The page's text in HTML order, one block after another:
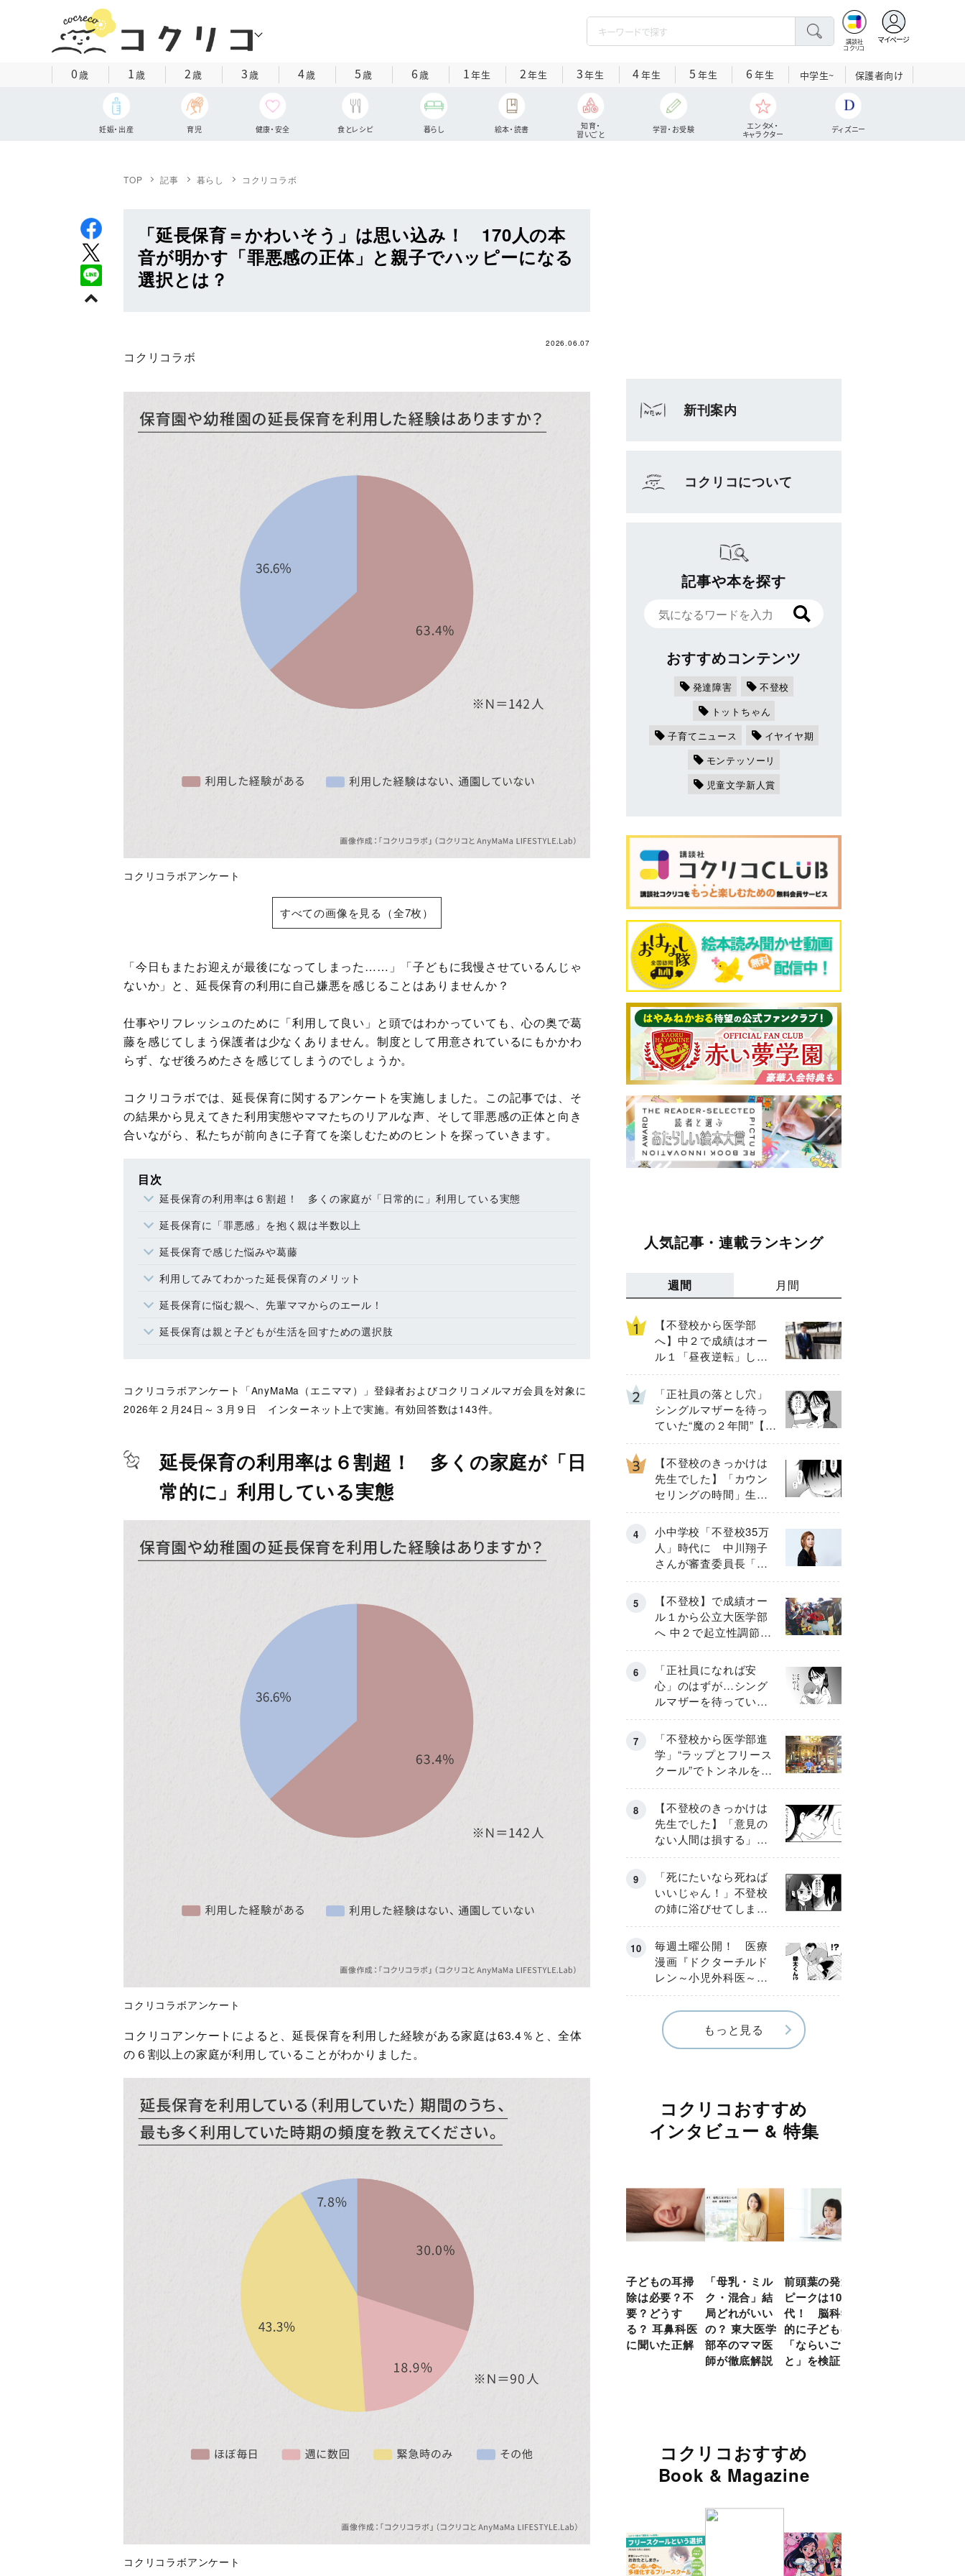
講談社
コクリコ
マイページ
0歳 1歳 2歳 3歳 4歳 5歳 6歳 1年生 2年生 3年生 4年生 5 年生 6 年生 中学生~ 保護者向け
妊娠・出産 育児 健康・安全 食とレシピ 暮らし 絵本・読書
知育・
習いごと
学習・お受験
エンタメ・
キャラクター
ディズニー
TOP 記事 暮らし コクリコラボ
「延長保育＝かわいそう」は思い込み！ 170人の本
音が明かす「罪悪感の正体」と親子でハッピーになる
選択とは？
2026.06.07
コクリコラボ
コクリコラボアンケート
すべての画像を見る（全7枚）
「今日もまたお迎えが最後になってしまった……」「子どもに我慢させているんじゃ
ないか」と、延長保育の利用に自己嫌悪を感じることはありませんか？
仕事やリフレッシュのために「利用して良い」と頭ではわかっていても、心の奥で葛
藤を感じてしまう保護者は少なくありません。制度として用意されているにもかかわ
らず、なぜ後ろめたさを感じてしまうのでしょうか。
コクリコラボでは、延長保育に関するアンケートを実施しました。この記事では、そ
の結果から見えてきた利用実態やママたちのリアルな声、そして罪悪感の正体と向き
合いながら、私たちが前向きに子育てを楽しむためのヒントを探っていきます。
目次
延長保育の利用率は６割超！ 多くの家庭が「日常的に」利用している実態
延長保育に「罪悪感」を抱く親は半数以上
延長保育で感じた悩みや葛藤
利用してみてわかった延長保育のメリット
延長保育に悩む親へ、先輩ママからのエール！
延長保育は親と子どもが生活を回すための選択肢
コクリコラボアンケート「AnyMaMa（エニママ）」登録者およびコクリコメルマガ会員を対象に
2026年２月24日～３月９日 インターネット上で実施。有効回答数は143件。
延長保育の利用率は６割超！ 多くの家庭が「日
常的に」利用している実態
コクリコラボアンケート
コクリコアンケートによると、延長保育を利用した経験がある家庭は63.4％と、全体
の６割以上の家庭が利用していることがわかりました。
コクリコラボアンケート
新刊案内
コクリコについて
記事や本を探す
おすすめコンテンツ
発達障害
不登校
トットちゃん
子育てニュース
イヤイヤ期
モンテッソーリ
児童文学新人賞
人気記事・連載ランキング
週間 月間
【不登校から医学部
へ】中２で成績はオー
ル１「昼夜逆転」した
わが子を”夜遊び”に連れ
出した母の気づき
「正社員の落とし穴」
シングルマザーを待っ
ていた“魔の２年間”【後
編】
【不登校のきっかけは
先生でした】「カウン
セリングの時間」生徒
の情報をバラしたの
は…《第２話》
小中学校「不登校35万
人」時代に 中川翔子
さんが審査委員長「不
登校生動画甲子園
2026」が開催
【不登校】で成績オー
ル１から公立大医学部
へ 中２で起立性調節障
害「治るまで３年」の
診断 そのとき母は
「正社員になれば安
心」のはずが…シング
ルマザーを待ってい
た“魔の２年間”【前編】
「不登校から医学部進
学」“ラップとフリース
クール”でトンネルを脱
して高校受験へ〔元野
球少年の実話〕
【不登校のきっかけは
先生でした】「意見の
ない人間は損する」担
任の一言が苦しみに…
《第１話》
「死にたいなら死ねば
いいじゃん！」不登校
の姉に浴びせてしまっ
た言葉【番外編・後
編】
毎週土曜公開！ 医療
漫画『ドクターチルド
レン～小児外科医～』
【Episode.４】
もっと見る
コクリコおすすめ
インタビュー & 特集
子どもの耳掃
除は必要？不
要？どうす
る？ 耳鼻科医
に聞いた正解
「母乳・ミル
ク・混合」結
局どれがいい
の？ 東大医学
部卒のママ医
師が徹底解説
前頭葉の発達
ピークは10
代！ 脳科学
的に子どもの
「ならいご
と」を検証
コクリコおすすめ
Book & Magazine